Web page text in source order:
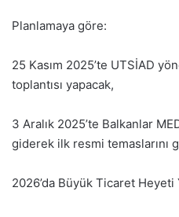
Planlamaya göre:
25 Kasım 2025’te UTSİAD
toplantısı yapacak,
3 Aralık 2025’te Balkanlar
giderek ilk resmi temaslarını
2026’da Büyük Ticaret Heyeti